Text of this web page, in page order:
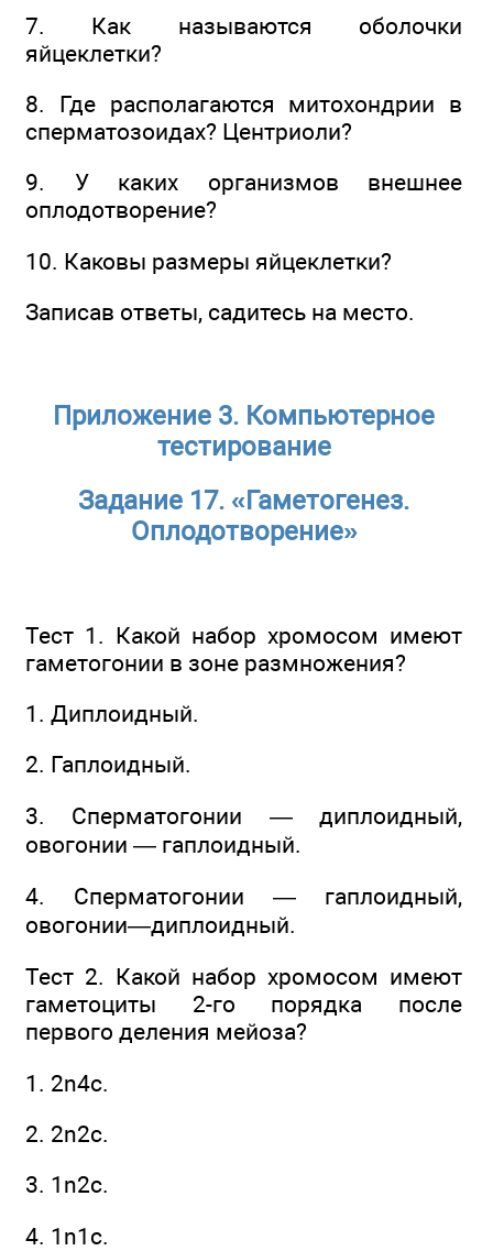
7. Как называются оболочки
яйцеклетки?
8. Где располагаются митохондрии в
сперматозоидах? Центриоли?
9. У каких организмов внешнее
оплодотворение?
10. Каковы размеры яйцеклетки?
Записав ответы, садитесь на место.
Приложение 3. Компьютерное
тестирование
Задание 17. «Гаметогенез.
Оплодотворение»
Тест 1. Какой набор хромосом имеют
гаметогонии в зоне размножения?
1. Диплоидный.
2. Гаплоидный.
3. Сперматогонии — диплоидный,
овогонии — гаплоидный.
4. Сперматогонии — гаплоидный,
овогонии—диплоидный.
Тест 2. Какой набор хромосом имеют
гаметоциты 2-го порядка после
первого деления мейоза?
1. 2n4с.
2. 2n2с.
3. 1n2с.
4. 1n1c.